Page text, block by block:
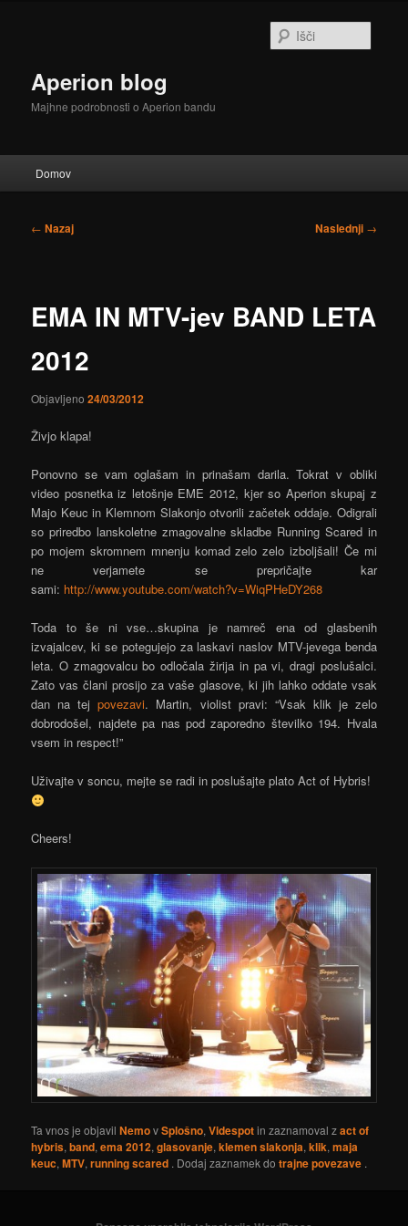
Aperion blog
Majhne podrobnosti o Aperion bandu
Domov
Krmarjenje
← Nazaj Naslednji →
EMA IN MTV-jev BAND LETA
2012
Objavljeno24/03/2012
Živjo klapa!
Ponovno se vam oglašam in prinašam darila. Tokrat v obliki
video posnetka iz letošnje EME 2012, kjer so Aperion skupaj z
Majo Keuc in Klemnom Slakonjo otvorili začetek oddaje. Odigrali
so priredbo lanskoletne zmagovalne skladbe Running Scared in
po mojem skromnem mnenju komad zelo zelo izboljšali! Če mi
ne verjamete se prepričajte kar
sami: http://www.youtube.com/watch?v=WiqPHeDY268
Toda to še ni vse…skupina je namreč ena od glasbenih
izvajalcev, ki se potegujejo za laskavi naslov MTV-jevega benda
leta. O zmagovalcu bo odločala žirija in pa vi, dragi poslušalci.
Zato vas člani prosijo za vaše glasove, ki jih lahko oddate vsak
dan na tejpovezavi. Martin, violist pravi: “Vsak klik je zelo
dobrodošel, najdete pa nas pod zaporedno številko 194. Hvala
vsem in respect!”
Uživajte v soncu, mejte se radi in poslušajte plato Act of Hybris!
Cheers!
Ta vnos je objavilNemovSplošno,Videspotin zaznamoval zact of
hybris,band,ema 2012,glasovanje,klemen slakonja,klik,maja
keuc,MTV,running scared . Dodaj zaznamek dotrajne povezave .